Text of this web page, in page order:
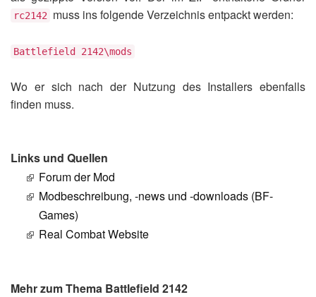
rc2142 muss ins folgende Verzeichnis entpackt werden:
Battlefield 2142\mods
Wo er sich nach der Nutzung des Installers ebenfalls
finden muss.
Links und Quellen
Forum der Mod
Modbeschreibung, -news und -downloads (BF-
Games)
Real Combat Website
Mehr zum Thema Battlefield 2142